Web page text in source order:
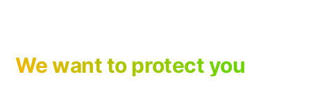
We want to protect you